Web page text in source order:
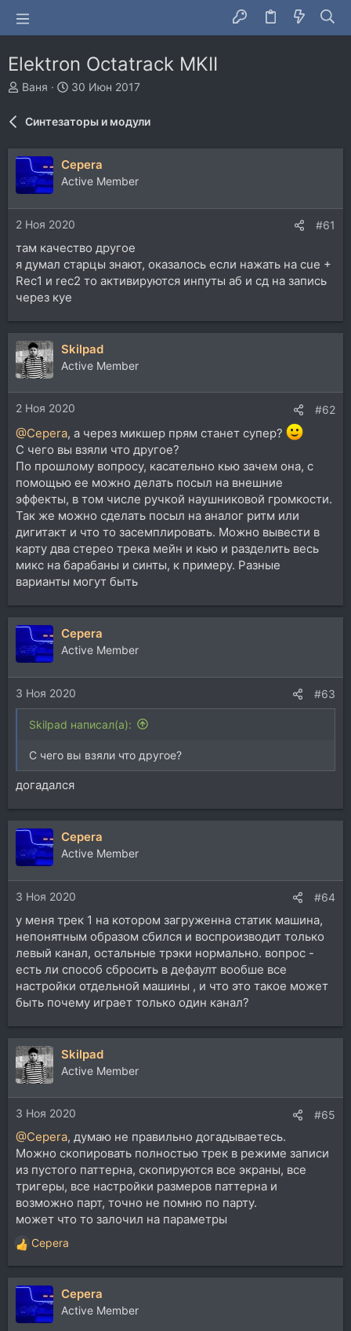
Elektron Octatrack MKII
А
т
р
т
е
м
Ваня
Д
н
а
ч
а
30 Июн 2017
Синтезаторы и модули
Cepera
Active Member
2 Ноя 2020 #61
там качество другое
я думал старцы знают, оказалось если нажать на cue +
Rec1 и rec2 то активируются инпуты аб и сд на запись
через куе
Skilpad
Active Member
2 Ноя 2020 #62
@Cepera, а через микшер прям станет супер?
С чего вы взяли что другое?
По прошлому вопросу, касательно кью зачем она, с
помощью ее можно делать посыл на внешние
эффекты, в том числе ручкой наушниковой громкости.
Так же можно сделать посыл на аналог ритм или
дигитакт и что то засемплировать. Можно вывести в
карту два стерео трека мейн и кью и разделить весь
микс на барабаны и синты, к примеру. Разные
варианты могут быть
Cepera
Active Member
3 Ноя 2020 #63
Skilpad написал(а):
С чего вы взяли что другое?
догадался
Cepera
Active Member
3 Ноя 2020 #64
у меня трек 1 на котором загруженна статик машина,
непонятным образом сбился и воспроизводит только
левый канал, остальные трэки нормально. вопрос -
есть ли способ сбросить в дефаулт вообше все
настройки отдельной машины , и что это такое может
быть почему играет только один канал?
Skilpad
Active Member
3 Ноя 2020 #65
@Cepera, думаю не правильно догадываетесь.
Можно скопировать полностью трек в режиме записи
из пустого паттерна, скопируются все экраны, все
тригеры, все настройки размеров паттерна и
возможно парт, точно не помню по парту.
может что то залочил на параметры
Р
е
а
к
ц
и
Cepera
Cepera
Active Member